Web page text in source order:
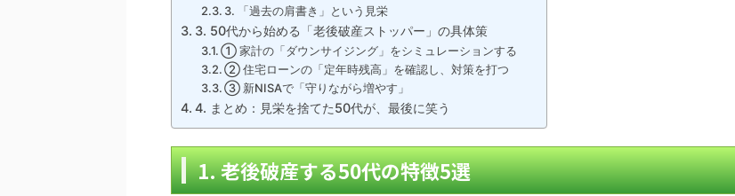
3. 「過去の肩書き」という見栄
3. 50代から始める「老後破産ストッパー」の具体策
① 家計の「ダウンサイジング」をシミュレーションする
② 住宅ローンの「定年時残高」を確認し、対策を打つ
③ 新NISAで「守りながら増やす」
4. まとめ：見栄を捨てた50代が、最後に笑う
1. 老後破産する50代の特徴5選